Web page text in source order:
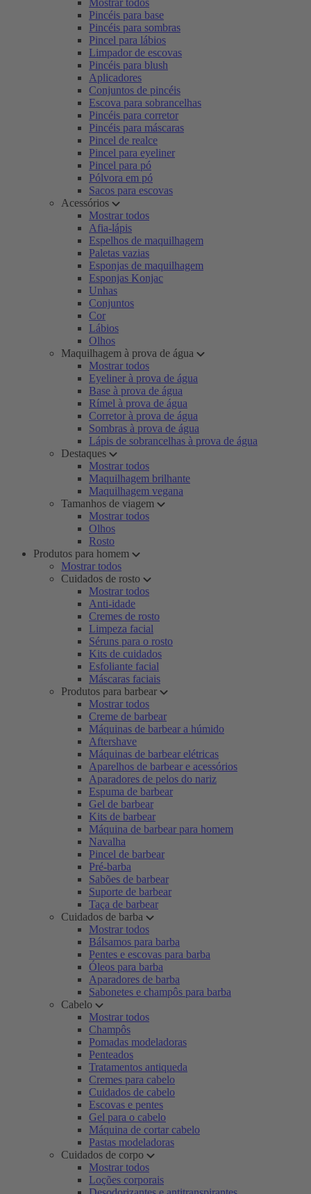
Mostrar todos
Pincéis para base
Pincéis para sombras
Pincel para lábios
Limpador de escovas
Pincéis para blush
Aplicadores
Conjuntos de pincéis
Escova para sobrancelhas
Pincéis para corretor
Pincéis para máscaras
Pincel de realce
Pincel para eyeliner
Pincel para pó
Pólvora em pó
Sacos para escovas
Acessórios
Mostrar todos
Afia-lápis
Espelhos de maquilhagem
Paletas vazias
Esponjas de maquilhagem
Esponjas Konjac
Unhas
Conjuntos
Cor
Lábios
Olhos
Maquilhagem à prova de água
Mostrar todos
Eyeliner à prova de água
Base à prova de água
Rímel à prova de água
Corretor à prova de água
Sombras à prova de água
Lápis de sobrancelhas à prova de água
Destaques
Mostrar todos
Maquilhagem brilhante
Maquilhagem vegana
Tamanhos de viagem
Mostrar todos
Olhos
Rosto
Produtos para homem
Mostrar todos
Cuidados de rosto
Mostrar todos
Anti-idade
Cremes de rosto
Limpeza facial
Séruns para o rosto
Kits de cuidados
Esfoliante facial
Máscaras faciais
Produtos para barbear
Mostrar todos
Creme de barbear
Máquinas de barbear a húmido
Aftershave
Máquinas de barbear elétricas
Aparelhos de barbear e acessórios
Aparadores de pelos do nariz
Espuma de barbear
Gel de barbear
Kits de barbear
Máquina de barbear para homem
Navalha
Pincel de barbear
Pré-barba
Sabões de barbear
Suporte de barbear
Taça de barbear
Cuidados de barba
Mostrar todos
Bálsamos para barba
Pentes e escovas para barba
Óleos para barba
Aparadores de barba
Sabonetes e champôs para barba
Cabelo
Mostrar todos
Champôs
Pomadas modeladoras
Penteados
Tratamentos antiqueda
Cremes para cabelo
Cuidados de cabelo
Escovas e pentes
Gel para o cabelo
Máquina de cortar cabelo
Pastas modeladoras
Cuidados de corpo
Mostrar todos
Loções corporais